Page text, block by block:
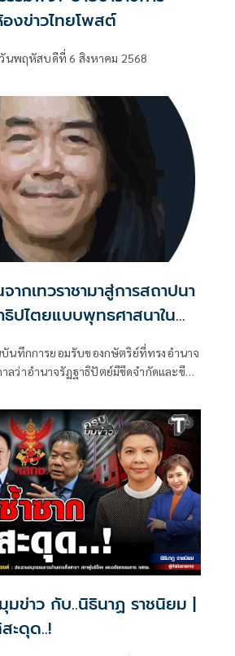
งข่าวไทยโพสต์
นพฤหัสบดีที่ 6 สิงหาคม 2568
ากเทวราชามาสู่การสถาปนา
ปไตยแบบพุทธศาสนาใน
สามัญผลสูตรในฐานะทฤษฎี
นาจรัฐเหนือแรงงานและ
นทึกการยอมรับของกษัตริย์ที่ทรงอำนาจ
ลว่าอำนาจรัฏฐาธิปัตย์มีขีดจำกัดและขีด
มข่าว กับ..นิธินาฏ ราชนิยม |
ะดุด..!